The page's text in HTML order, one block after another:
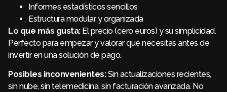
Informes estadísticos sencillos
Estructura modular y organizada
Lo que más gusta:El precio (cero euros) y su simplicidad.
Perfecto para empezar y valorar qué necesitas antes de
invertir en una solución de pago.
Posibles inconvenientes:Sin actualizaciones recientes,
sin nube, sin telemedicina, sin facturación avanzada. No